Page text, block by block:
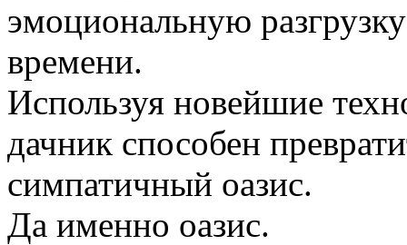
эмоциональную
времени.
Используя новейшие
дачник способен
симпатичный оазис.
Да именно оазис.